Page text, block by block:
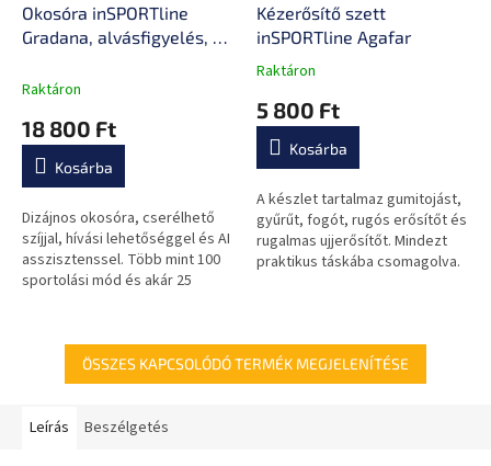
Okosóra inSPORTline
Gradana, alvásfigyelés, AI
értesítés,
Raktáron
18 800 Ft
Kosárba
Dizájnos okosóra, cserélhető
szíjjal, hívási lehetőséggel és AI
asszisztenssel. Több mint 100
sportolási mód és akár 25
Kézerősítő szett
inSPORTline Agafar
A
átlagos
értékelése
0,0
csillag.
Raktáron
5 800 Ft
Kosárba
A készlet tartalmaz gumitojást,
gyűrűt, fogót, rugós erősítőt és
rugalmas ujjerősítőt. Mindezt
praktikus táskába csomagolva.
ÖSSZES KAPCSOLÓDÓ TERMÉK MEGJELENÍTÉSE
Leírás Beszélgetés